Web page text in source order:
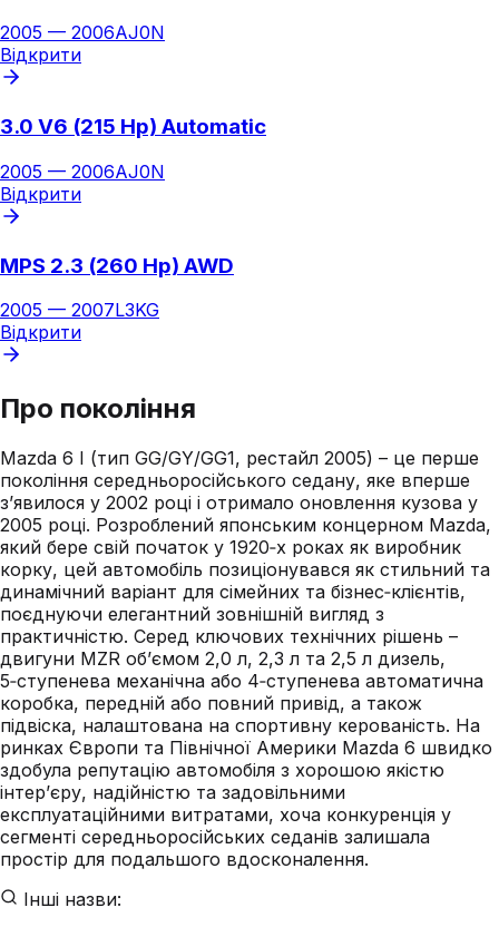
2005 — 2006AJ0N
Відкрити
3.0 V6 (215 Hp) Automatic
2005 — 2006AJ0N
Відкрити
MPS 2.3 (260 Hp) AWD
2005 — 2007L3KG
Відкрити
Про покоління
Mazda 6 I (тип GG/GY/GG1, рестайл 2005) – це перше
покоління середньоросійського седану, яке вперше
з’явилося у 2002 році і отримало оновлення кузова у
2005 році. Розроблений японським концерном Mazda,
який бере свій початок у 1920‑х роках як виробник
корку, цей автомобіль позиціонувався як стильний та
динамічний варіант для сімейних та бізнес‑клієнтів,
поєднуючи елегантний зовнішній вигляд з
практичністю. Серед ключових технічних рішень –
двигуни MZR об’ємом 2,0 л, 2,3 л та 2,5 л дизель,
5‑ступенева механічна або 4‑ступенева автоматична
коробка, передній або повний привід, а також
підвіска, налаштована на спортивну керованість. На
ринках Європи та Північної Америки Mazda 6 швидко
здобула репутацію автомобіля з хорошою якістю
інтер’єру, надійністю та задовільними
експлуатаційними витратами, хоча конкуренція у
сегменті середньоросійських седанів залишала
простір для подальшого вдосконалення.
Інші назви: